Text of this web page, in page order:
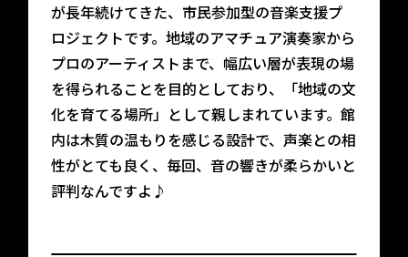
が長年続けてきた、市民参加型の音楽支援プ
ロジェクトです。地域のアマチュア演奏家から
プロのアーティストまで、幅広い層が表現の場
を得られることを目的としており、「地域の文
化を育てる場所」として親しまれています。館
内は木質の温もりを感じる設計で、声楽との相
性がとても良く、毎回、音の響きが柔らかいと
評判なんですよ♪